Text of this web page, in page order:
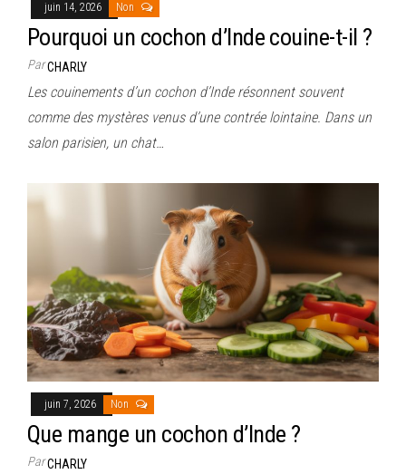
juin 14, 2026 Non
Pourquoi un cochon d’Inde couine-t-il ?
ParCHARLY
Les couinements d’un cochon d’Inde résonnent souvent
comme des mystères venus d’une contrée lointaine. Dans un
salon parisien, un chat…
juin 7, 2026 Non
Que mange un cochon d’Inde ?
ParCHARLY